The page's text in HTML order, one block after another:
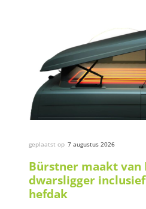
geplaatst op 7 augustus 2026
Bürstner maakt van
dwarsligger
hefdak